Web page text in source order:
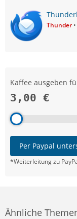
Thunder
Kaffee ausgeben
3,00 €
Per Paypal
*Weiterleitung zu
Ähnliche